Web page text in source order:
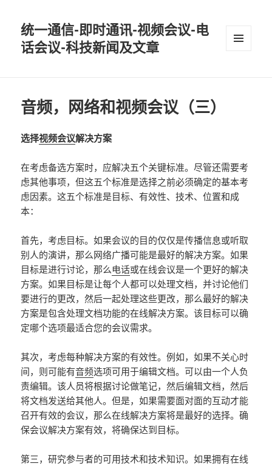
统一通信-即时通讯-视频会议-电
话会议-科技新闻及文章
音频，网络和视频会议（三）
选择视频会议解决方案
在考虑备选方案时，应解决五个关键标准。尽管还需要考
虑其他事项，但这五个标准是选择之前必须确定的基本考
虑因素。这五个标准是目标、有效性、技术、位置和成
本：
首先，考虑目标。如果会议的目的仅仅是传播信息或听取
别人的演讲，那么网络广播可能是最好的解决方案。如果
目标是进行讨论，那么电话或在线会议是一个更好的解决
方案。如果目标是让每个人都可以处理文档，并讨论他们
要进行的更改，然后一起处理这些更改，那么最好的解决
方案是包含处理文档功能的在线解决方案。该目标可以确
定哪个选项最适合您的会议需求。
其次，考虑每种解决方案的有效性。例如，如果不关心时
间，则可能有音频选项可用于编辑文档。可以由一个人负
责编辑。该人员将根据讨论做笔记，然后编辑文档，然后
将文档发送给其他人。但是，如果需要面对面的互动才能
召开有效的会议，那么在线解决方案将是最好的选择。确
保会议解决方案有效，将确保达到目标。
第三，研究参与者的可用技术和技术知识。如果拥有在线